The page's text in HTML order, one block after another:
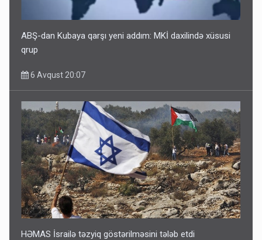
ABŞ-dan Kubaya qarşı yeni addım: MKİ daxilində xüsusi
qrup
6 Avqust 20:07
HƏMAS İsrailə təzyiq göstərilməsini tələb etdi